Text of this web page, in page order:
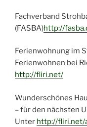
Fachverband
(FASBA)http://
Ferienwohnung im
Ferienwohnen bei
http://fliri.net/
Wunderschönes
– für den nächsten
Unter http://